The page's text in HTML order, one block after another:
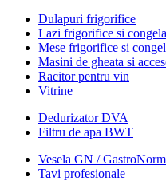
Dulapuri frigorifice
Lazi frigorifice si
Mese frigorifice si
Masini de gheata si
Racitor pentru vin
Vitrine
Dedurizator DVA
Filtru de apa BWT
Vesela GN / GastroNorm
Tavi profesionale